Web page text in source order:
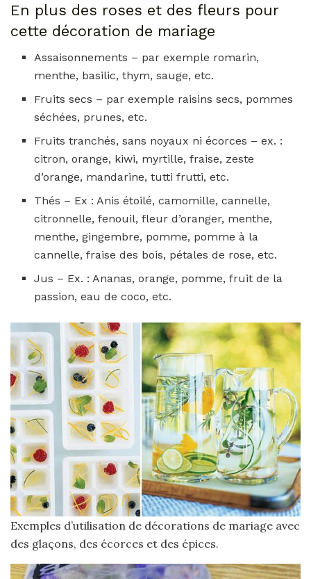
En plus des roses et des fleurs pour
cette décoration de mariage
Assaisonnements – par exemple romarin,
menthe, basilic, thym, sauge, etc.
Fruits secs – par exemple raisins secs, pommes
séchées, prunes, etc.
Fruits tranchés, sans noyaux ni écorces – ex. :
citron, orange, kiwi, myrtille, fraise, zeste
d’orange, mandarine, tutti frutti, etc.
Thés – Ex : Anis étoilé, camomille, cannelle,
citronnelle, fenouil, fleur d’oranger, menthe,
menthe, gingembre, pomme, pomme à la
cannelle, fraise des bois, pétales de rose, etc.
Jus – Ex. : Ananas, orange, pomme, fruit de la
passion, eau de coco, etc.
Exemples d’utilisation de décorations de mariage avec
des glaçons, des écorces et des épices.